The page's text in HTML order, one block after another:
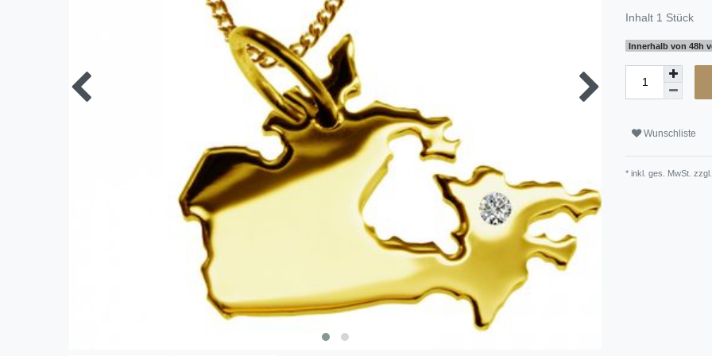
Inhalt 1 Stück
Innerhalb von 48h
Wunschliste
* inkl. ges. MwSt. zzgl.